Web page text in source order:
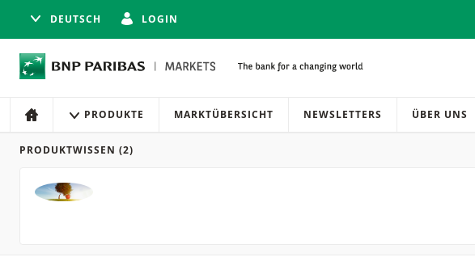
DEUTSCH LOGIN
Navigation
Seitennavigation
HOME PRODUKTE MARKTÜBERSICHT NEWSLETTERS ÜBER UNS
Produkte
PRODUKTWISSEN (2)